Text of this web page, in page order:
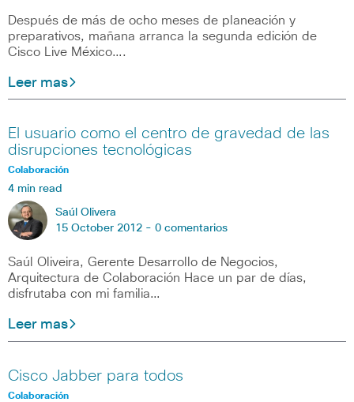
Después de más de ocho meses de planeación y
preparativos, mañana arranca la segunda edición de
Cisco Live México….
Leer mas
El usuario como el centro de gravedad de las
disrupciones tecnológicas
Colaboración
4 min read
Saúl Olivera
15 October 2012 - 0 comentarios
Saúl Oliveira, Gerente Desarrollo de Negocios,
Arquitectura de Colaboración Hace un par de días,
disfrutaba con mi familia…
Leer mas
Cisco Jabber para todos
Colaboración